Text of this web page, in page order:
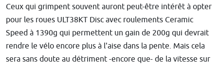
Ceux qui grimpent souvent auront peut-être intérêt à opter
pour les roues ULT38KT Disc avec roulements Ceramic
Speed à 1390g qui permettent un gain de 200g qui devrait
rendre le vélo encore plus à l'aise dans la pente. Mais cela
sera sans doute au détriment -encore que- de la vitesse sur